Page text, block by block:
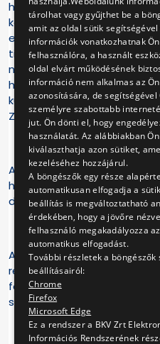
harmadik gyertyát gyújtjuk
koszorúkon, hanem, mert
el Budapesten a
tiszteletére jövő héten
napos rendezvénnyel
hétfőtől (2018.12.10)
különleges, a jubileumnak
ZIU-9 típusú trolibuszt is
A ZIU nosztalgiajárat a
hosszán, minden megállót
díjszabás mellett vehető
A programokról, valamint
részleteiről honlapunkon
folyamatosan
számára.
tárolhat vagy gyűjthet be a
amit az oldal sütik segítségével
információk vonatkozhatnak
felhasználóra, a használt
oldal elvárt működésének
információ nem alkalmas az
azonosítására, de segítségével
személyre szabottabb
jut. Ön dönti el, hogy
használatát. Az alábbiakban Ön
kiválaszthatja azon sütiket,
kezeléséhez hozzájárul.
A böngészők egy része
automatikusan elfogadja a
beállítás is megváltoztatható
érdekében, hogy a jövőre
felhasználó megakadályozza az
automatikus elfogadást.
További részletek a böngészők
beállításairól:
Chrome
Firefox
Microsoft Edge
Ez a rendszer a BKV Zrt
Információs Rendszerének